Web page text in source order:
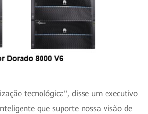
tecnológica", disse um executivo
que suporte nossa visão de